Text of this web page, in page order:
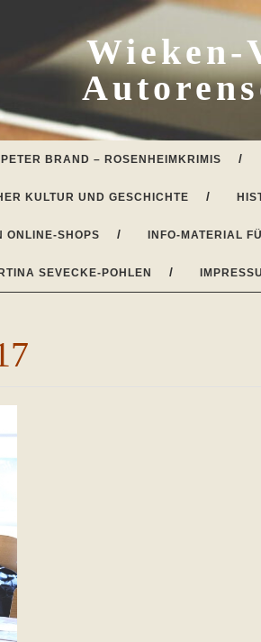
Wieken-
PETER BRAND – ROSENHEIMKRIMIS
KULTUR UND GESCHICHTE
ONLINE-SHOPS INFO-MATERIAL
SEVECKE-POHLEN